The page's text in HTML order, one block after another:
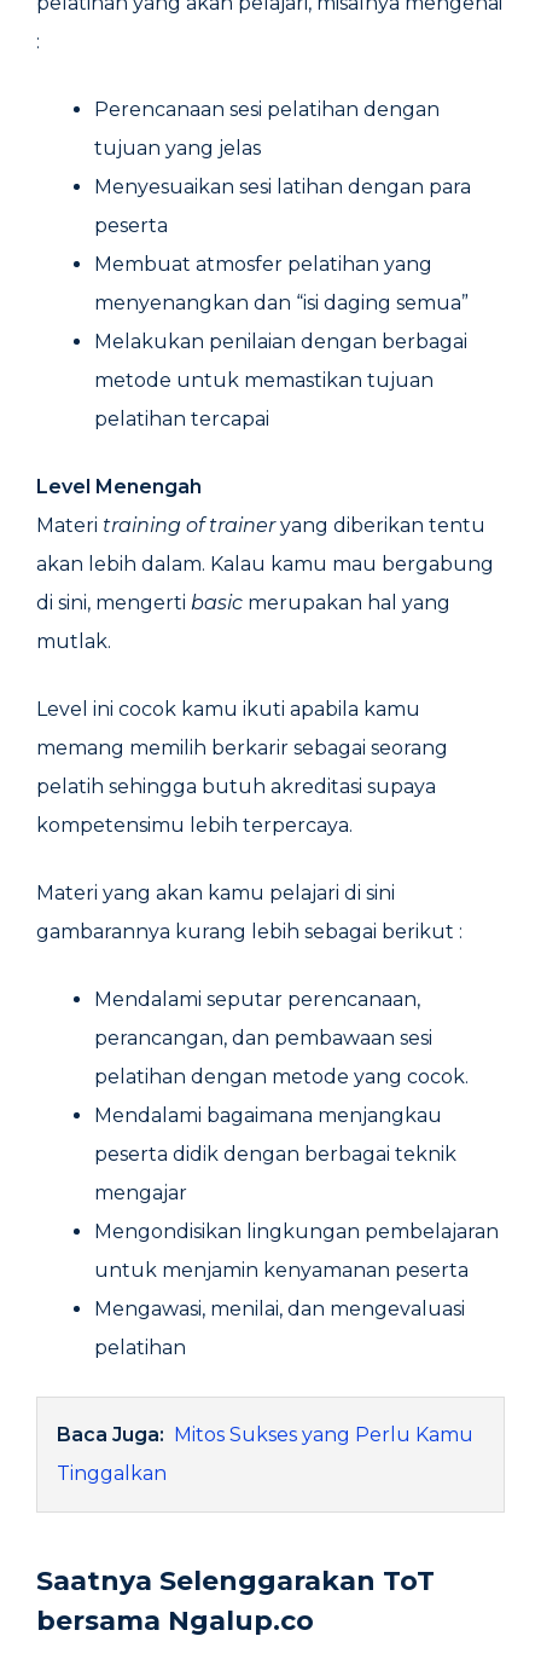
:
Perencanaan sesi pelatihan dengan
tujuan yang jelas
Menyesuaikan sesi latihan dengan para
peserta
Membuat atmosfer pelatihan yang
menyenangkan dan “isi daging semua”
Melakukan penilaian dengan berbagai
metode untuk memastikan tujuan
pelatihan tercapai
Level Menengah
Materi training of traineryang diberikan tentu
akan lebih dalam. Kalau kamu mau bergabung
di sini, mengerti basic merupakan hal yang
mutlak.
Level ini cocok kamu ikuti apabila kamu
memang memilih berkarir sebagai seorang
pelatih sehingga butuh akreditasi supaya
kompetensimu lebih terpercaya.
Materi yang akan kamu pelajari di sini
gambarannya kurang lebih sebagai berikut :
Mendalami seputar perencanaan,
perancangan, dan pembawaan sesi
pelatihan dengan metode yang cocok.
Mendalami bagaimana menjangkau
peserta didik dengan berbagai teknik
mengajar
Mengondisikan lingkungan pembelajaran
untuk menjamin kenyamanan peserta
Mengawasi, menilai, dan mengevaluasi
pelatihan
Baca Juga: Mitos Sukses yang Perlu Kamu
Tinggalkan
Saatnya Selenggarakan ToT
bersama Ngalup.co